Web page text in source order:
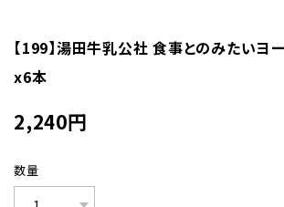
【199】湯田牛乳公社 食事とのみたいヨ
x6本
2,240円
数量